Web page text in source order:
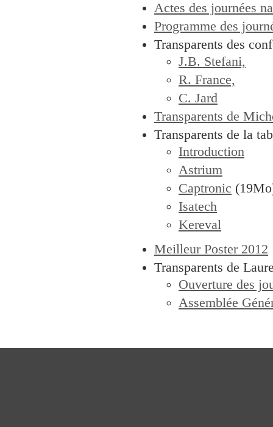
Actes des journées
Programme des
Transparents des
J.B. Stefani,
R. France,
C. Jard
Transparents de
Transparents de la
Introduction
Astrium
Captronic
Isatech
Kereval
Meilleur Poster 2012
Transparents de
Ouverture des
Assemblée